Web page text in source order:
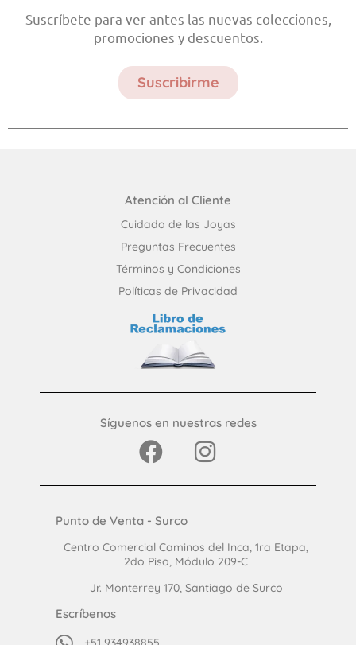
Suscríbete para ver antes las nuevas colecciones,
promociones y descuentos.
Suscribirme
Atención al Cliente
Cuidado de las Joyas
Preguntas Frecuentes​
Términos y Condiciones
Políticas de Privacidad
Síguenos en nuestras redes
Punto de Venta - Surco
Centro Comercial Caminos del Inca, 1ra Etapa,
2do Piso, Módulo 209-C
Jr. Monterrey 170, Santiago de Surco
Escríbenos